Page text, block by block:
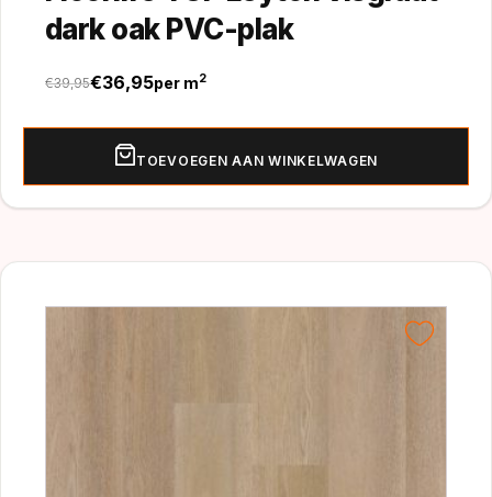
dark oak PVC-plak
€39,95
Oorspronkelijke
€36,95
Huidige
per m2
TOEVOEGEN AAN WINKELWAGEN